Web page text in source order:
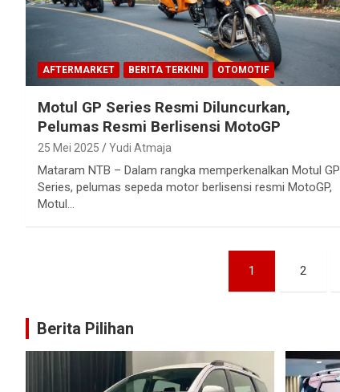
AFTERMARKET BERITA TERKINI OTOMOTIF
Motul GP Series Resmi Diluncurkan,
Pelumas Resmi Berlisensi MotoGP
25 Mei 2025 Yudi Atmaja
Mataram NTB – Dalam rangka memperkenalkan Motul GP
Series, pelumas sepeda motor berlisensi resmi MotoGP,
Motul…
1 2
Berita Pilihan